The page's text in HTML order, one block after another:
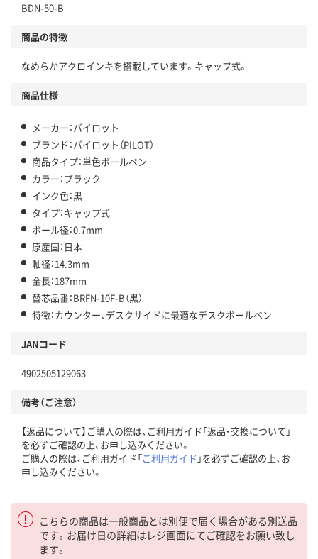
BDN-50-B
商品の特徴
なめらかアクロインキを搭載しています。キャップ式。
商品仕様
メーカー：パイロット
ブランド：パイロット（PILOT）
商品タイプ：単色ボールペン
カラー：ブラック
インク色：黒
タイプ：キャップ式
ボール径：0.7mm
原産国：日本
軸径：14.3mm
全長：187mm
替芯品番：BRFN-10F-B（黒）
特徴：カウンター、デスクサイドに最適なデスクボールペン
JANコード
4902505129063
備考（ご注意）
【返品について】ご購入の際は、ご利用ガイド「返品・交換について」
を必ずご確認の上、お申し込みください。
ご購入の際は、ご利用ガイド「ご利用ガイド 」を必ずご確認の上、お
申し込みください。
こちらの商品は一般商品とは別便で届く場合がある別送品
です。お届け日の詳細はレジ画面にてご確認をお願い致し
ます。